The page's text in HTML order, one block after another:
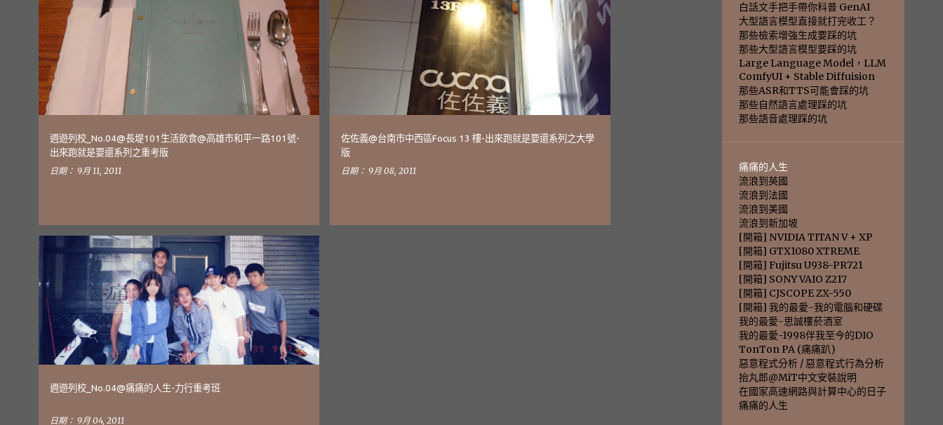
週遊列校_No.04@長堤101生活飲食@高雄市和平一路101號-
出來跑就是要還系列之重考版
日期： 9月 11, 2011
出來跑就是要還 高雄美食 週遊列校_NO.04-力行重考班 +
SCHOOL-JOURNEY
佐佐義@台南市中西區Focus 13 樓-出來跑就是要還系列之大學
版
日期： 9月 08, 2011
台南中西區美食 台南美食
週遊列校_NO.07-立德大學 +
SCHOOL-JOURNEY
週遊列校_No.04@痛痛的人生-力行重考班
日期： 9月 04, 2011
週遊列校_NO.04-力行重考班 SCHOOL-JOURNEY
白話文手把手帶你科普 GenAI
大型語言模型直接就打完收工？
那些檢索增強生成要踩的坑
那些大型語言模型要踩的坑
Large Language Model，LLM
ComfyUI + Stable Diffuision
那些ASR和TTS可能會踩的坑
那些自然語言處理踩的坑
那些語音處理踩的坑
痛痛的人生
流浪到英國
流浪到法國
流浪到美國
流浪到新加坡
[開箱] NVIDIA TITAN V + XP
[開箱] GTX1080 XTREME
[開箱] Fujitsu U938-PR721
[開箱] SONY VAIO Z217
[開箱] CJSCOPE ZX-550
[開箱] 我的最愛-我的電腦和硬碟
我的最愛-思誠樓菸酒室
我的最愛-1998伴我至今的DIO
TonTon PA (痛痛趴)
惡意程式分析 / 惡意程式行為分析
抬丸郎@MiT中文安裝說明
在國家高速網路與計算中心的日子
痛痛的人生